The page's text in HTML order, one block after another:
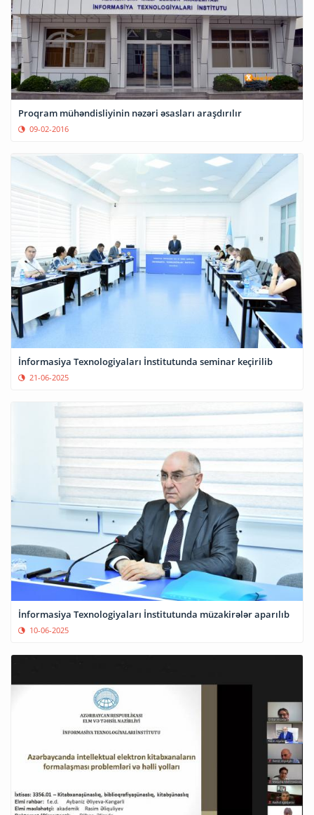
Proqram mühəndisliyinin nəzəri əsasları araşdırılır
09-02-2016
İnformasiya Texnologiyaları İnstitutunda seminar keçirilib
21-06-2025
İnformasiya Texnologiyaları İnstitutunda müzakirələr aparılıb
10-06-2025